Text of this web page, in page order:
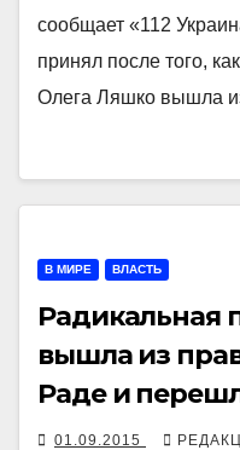
сообщает «112
принял после того,
Олега Ляшко вышла
В МИРЕ ВЛАСТЬ
Радикальная
вышла из
Раде и
01.09.2015